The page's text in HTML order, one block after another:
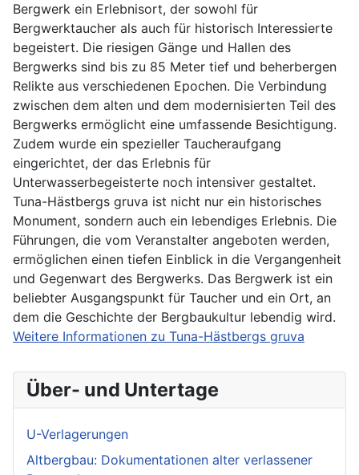
Bergwerk ein Erlebnisort, der sowohl für
Bergwerktaucher als auch für historisch Interessierte
begeistert. Die riesigen Gänge und Hallen des
Bergwerks sind bis zu 85 Meter tief und beherbergen
Relikte aus verschiedenen Epochen. Die Verbindung
zwischen dem alten und dem modernisierten Teil des
Bergwerks ermöglicht eine umfassende Besichtigung.
Zudem wurde ein spezieller Taucheraufgang
eingerichtet, der das Erlebnis für
Unterwasserbegeisterte noch intensiver gestaltet.
Tuna-Hästbergs gruva ist nicht nur ein historisches
Monument, sondern auch ein lebendiges Erlebnis. Die
Führungen, die vom Veranstalter angeboten werden,
ermöglichen einen tiefen Einblick in die Vergangenheit
und Gegenwart des Bergwerks. Das Bergwerk ist ein
beliebter Ausgangspunkt für Taucher und ein Ort, an
dem die Geschichte der Bergbaukultur lebendig wird.
Weitere Informationen zu Tuna-Hästbergs gruva
Über- und Untertage
U-Verlagerungen
Altbergbau: Dokumentationen alter verlassener